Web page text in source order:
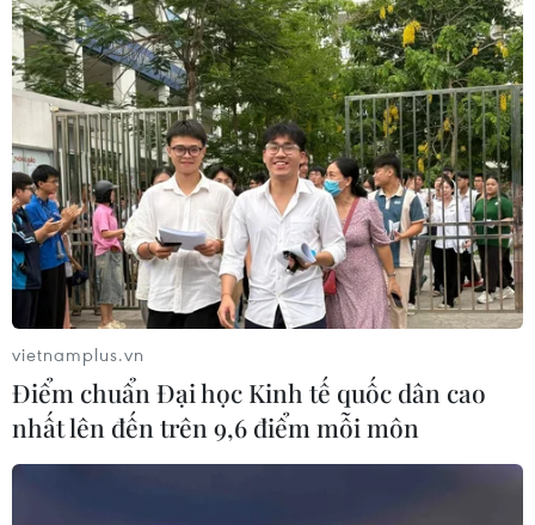
vietnamplus.vn
Điểm chuẩn Đại học Kinh tế quốc dân cao
nhất lên đến trên 9,6 điểm mỗi môn